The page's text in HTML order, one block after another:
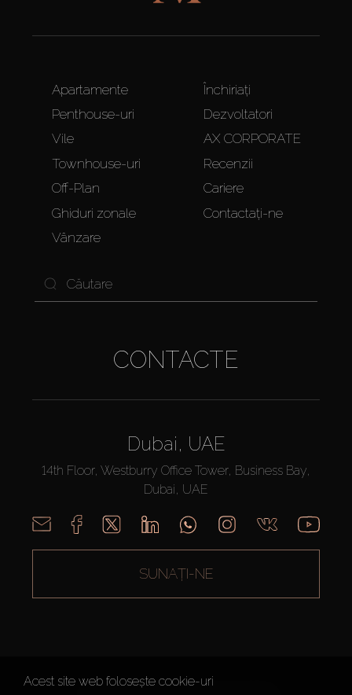
Apartamente
Penthouse-uri
Vile
Townhouse-uri
Off-Plan
Ghiduri zonale
Vânzare
Închiriați
Dezvoltatori
AX CORPORATE
Recenzii
Cariere
Contactați-ne
CONTACTE
Dubai, UAE
14th Floor, Westburry Office Tower, Business Bay,
Dubai, UAE
SUNAȚI-NE
Acest site web folosește cookie-uri